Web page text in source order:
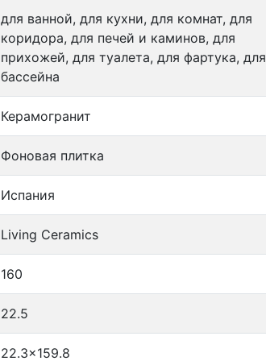
для ванной, для кухни, для комнат, для
коридора, для печей и каминов, для
прихожей, для туалета, для фартука, для
бассейна
Керамогранит
Фоновая плитка
Испания
Living Ceramics
160
22.5
22.3x159.8